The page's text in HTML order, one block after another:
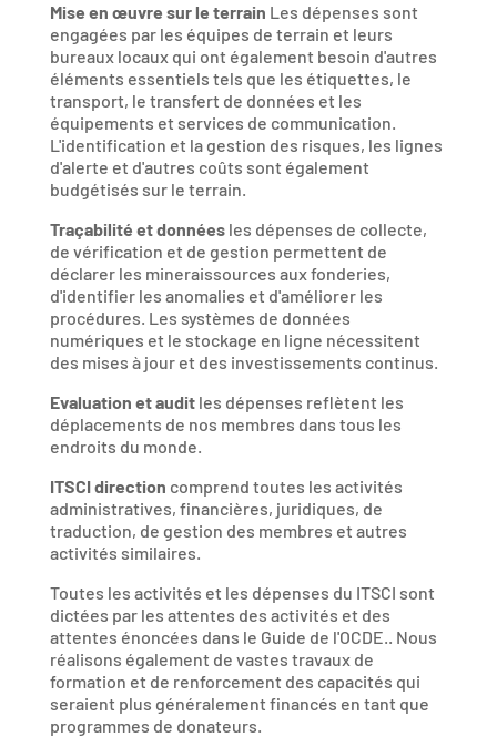
Mise en œuvre sur le terrain Les dépenses sont
engagées par les équipes de terrain et leurs
bureaux locaux qui ont également besoin d'autres
éléments essentiels tels que les étiquettes, le
transport, le transfert de données et les
équipements et services de communication.
L'identification et la gestion des risques, les lignes
d'alerte et d'autres coûts sont également
budgétisés sur le terrain.
Traçabilité et donnéesles dépenses de collecte,
de vérification et de gestion permettent de
déclarer les mineraissources aux fonderies,
d'identifier les anomalies et d'améliorer les
procédures. Les systèmes de données
numériques et le stockage en ligne nécessitent
des mises à jour et des investissements continus.
Evaluation et auditles dépenses reflètent les
déplacements de nos membres dans tous les
endroits du monde.
ITSCI direction comprend toutes les activités
administratives, financières, juridiques, de
traduction, de gestion des membres et autres
activités similaires.
Toutes les activités et les dépenses du ITSCI sont
dictées par les attentes des activités et des
attentes énoncées dans le Guide de l'OCDE.. Nous
réalisons également de vastes travaux de
formation et de renforcement des capacités qui
seraient plus généralement financés en tant que
programmes de donateurs.